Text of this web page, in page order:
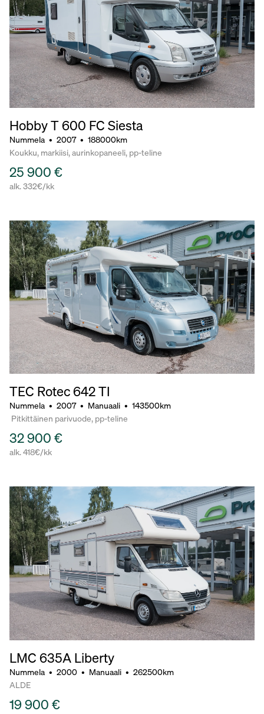
Hobby T 600 FC Siesta
Nummela • 2007 • 188000km
Koukku, markiisi, aurinkopaneeli, pp-teline
25 900 €
alk. 332€/kk
TEC Rotec 642 TI
Nummela • 2007 • Manuaali • 143500km
Pitkittäinen parivuode, pp-teline
32 900 €
alk. 418€/kk
LMC 635A Liberty
Nummela • 2000 • Manuaali • 262500km
ALDE
19 900 €